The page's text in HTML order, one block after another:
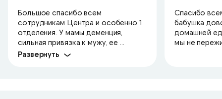
Большое спасибо всем
сотрудникам Центра и особенно 1
отделения. У мамы деменция,
сильная привязка к мужу, ее ...
Развернуть
Спасибо
бабушка
домашней
мы не